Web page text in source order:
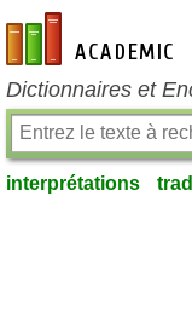
fr-academic.com
Dictionnaires et
interprétations